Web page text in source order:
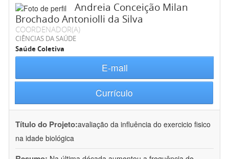
Andreia Conceição Milan
Brochado Antoniolli da Silva
COORDENADOR(A)
CIÊNCIAS DA SAÚDE
Saúde Coletiva
E-mail
Currículo
Título do Projeto:avaliação da influência do exercicio fisico
na idade biológica